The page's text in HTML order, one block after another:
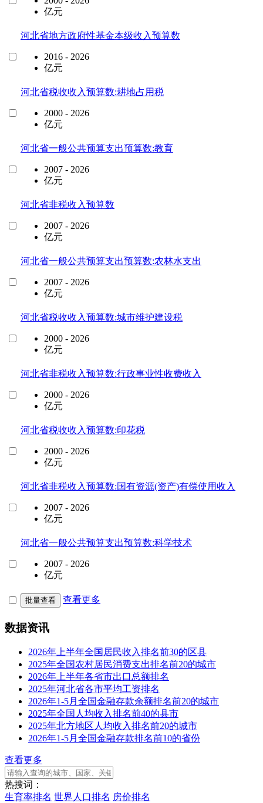
亿元
河北省地方政府性基金本级收入预算数
2016 - 2026
亿元
河北省税收收入预算数:耕地占用税
2000 - 2026
亿元
河北省一般公共预算支出预算数:教育
2007 - 2026
亿元
河北省非税收入预算数
2007 - 2026
亿元
河北省一般公共预算支出预算数:农林水支出
2007 - 2026
亿元
河北省税收收入预算数:城市维护建设税
2000 - 2026
亿元
河北省非税收入预算数:行政事业性收费收入
2000 - 2026
亿元
河北省税收收入预算数:印花税
2000 - 2026
亿元
河北省非税收入预算数:国有资源(资产)有偿使用收入
2007 - 2026
亿元
河北省一般公共预算支出预算数:科学技术
2007 - 2026
亿元
批量查看 查看更多
数据资讯
2026年上半年全国居民收入排名前30的区县
2025年全国农村居民消费支出排名前20的城市
2026年上半年各省市出口总额排名
2025年河北省各市平均工资排名
2026年1-5月全国金融存款余额排名前20的城市
2025年全国人均收入排名前40的县市
2025年北方地区人均收入排名前20的城市
2026年1-5月全国金融存款排名前10的省份
查看更多
热搜词：
生育率排名 世界人口排名 房价排名